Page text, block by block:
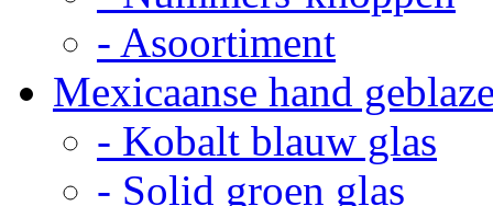
- Asoortiment
Mexicaanse hand
- Kobalt blauw glas
- Solid groen glas